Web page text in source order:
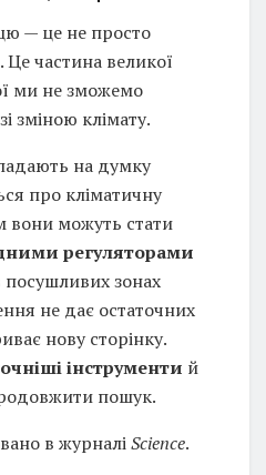
— це не просто
Це частина великої
ми не зможемо
зміною клімату.
на думку
про кліматичну
вони можуть стати
регуляторами
посушливих зонах
не дає остаточних
нову сторінку.
інструменти й
пошук.
в журналіScience.